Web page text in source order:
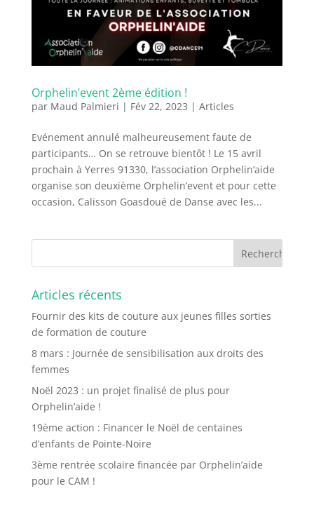
Orphelin’event 2ème édition !
par Maud Palmieri | Fév 22, 2023 | Articles
Evénement annulé malheureusement faute de
participants… On se retrouve bientôt ! Le 15 avril
prochain à Yerres 91330, l’association Orphelin’aide
organise son deuxième Orphelin’event et pour cette
occasion, Calisson Goasdoué de Danse avec les...
Articles récents
Fournir des kits de couture aux jeunes filles sorties
de formation de couture
8 mars : Journée de sensibilisation aux droits des
femmes
Noël 2023 : un projet finalisé de plus pour
Orphelin’aide !
19ème action : Financer le Noël de centaines
d’enfants de Pointe-Noire
3ème rentrée scolaire financée par Orphelin’aide
pour le CAM !